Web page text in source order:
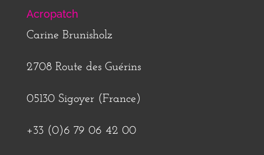
Acropatch
Carine Brunisholz
2708 Route des Guérins
05130 Sigoyer (France)
+33 (0)6 79 06 42 00